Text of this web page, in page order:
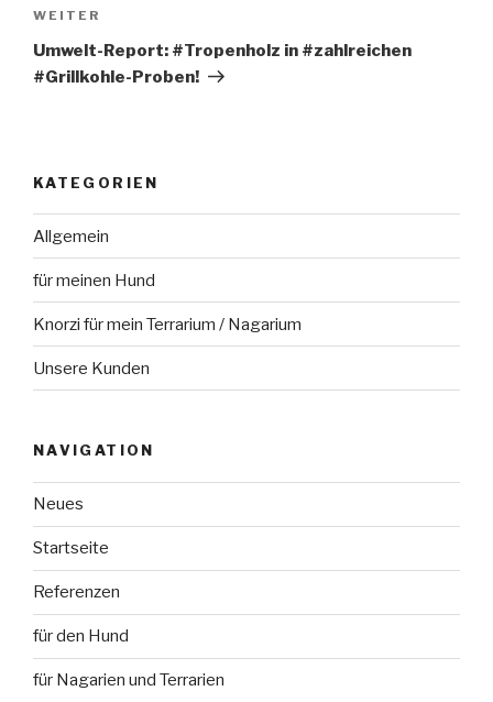
Nächster
Beitrag
WEITER
Umwelt-Report: #Tropenholz in #zahlreichen
#Grillkohle-Proben!
KATEGORIEN
Allgemein
für meinen Hund
Knorzi für mein Terrarium / Nagarium
Unsere Kunden
NAVIGATION
Neues
Startseite
Referenzen
für den Hund
für Nagarien und Terrarien